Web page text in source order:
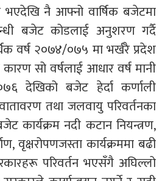
भएदेखि नै आफ्नो वार्षिक बजेटमा
बजेट कोडलाई अनुशरण गर्दै
वर्ष २०७४/०७५ मा भर्खरै प्रदेश
सो वर्षलाई आधार वर्ष मानी
देखिको बजेट हेर्दा कर्णाली
तथा जलवायु परिवर्तनका
कार्यक्रम नदी कटान नियन्त्रण,
वृक्षरोपणजस्ता कार्यक्रममा बढी
परिवर्तन भएसँगै अघिल्लो